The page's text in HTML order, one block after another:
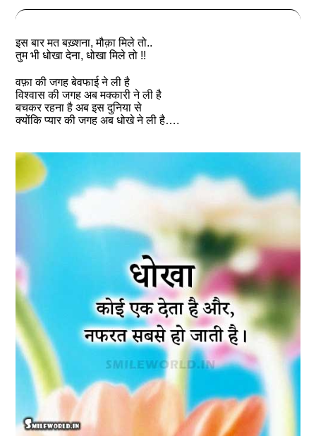
इस बार मत बख़्शना, मौक़ा मिले तो..
तुम भी धोखा देना, धोखा मिले तो !!
वफ़ा की जगह बेवफाई ने ली है
विश्वास की जगह अब मक्कारी ने ली है
बचकर रहना है अब इस दुनिया से
क्योंकि प्यार की जगह अब धोखे ने ली है….